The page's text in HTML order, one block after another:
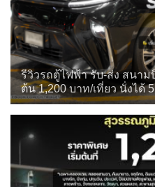
รีวิวรถตู้ไฟฟ้า รับ-ส่ง สนา
ต้น 1,200 บาท/เที่ยว นั่งได้